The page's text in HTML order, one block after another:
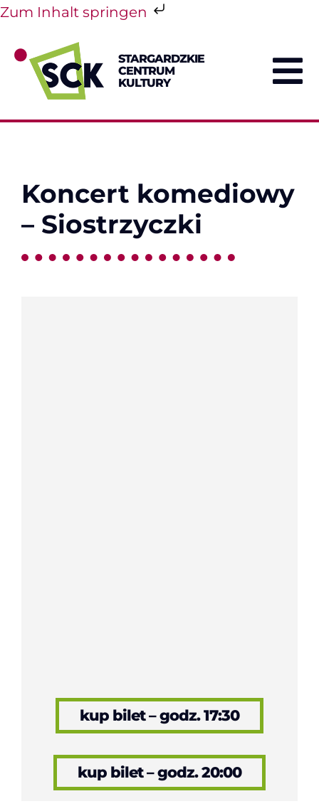
Zum Inhalt springen
content
STARGARDZKIE
CENTRUM
KULTURY
Koncert komediowy
– Siostrzyczki
kup bilet – godz. 17:30
kup bilet – godz. 20:00